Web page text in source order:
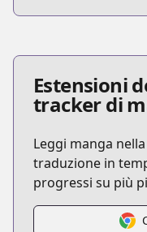
Estensioni
tracker di
Leggi manga
traduzione in
progressi su più